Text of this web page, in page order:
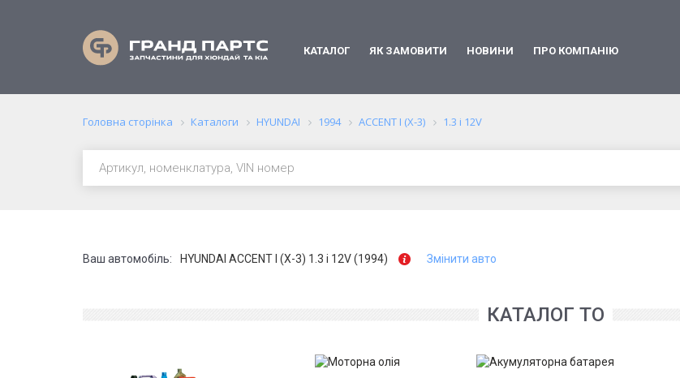
КАТАЛОГ ЯК ЗАМОВИТИ НОВИНИ ПРО КОМПАНІЮ
Головна сторінка Каталоги HYUNDAI 1994 ACCENT I (X-3) 1.3 i 12V
Ваш автомобіль: HYUNDAI ACCENT I (X-3) 1.3 i 12V (1994) Змінити авто
КАТАЛОГ ТО